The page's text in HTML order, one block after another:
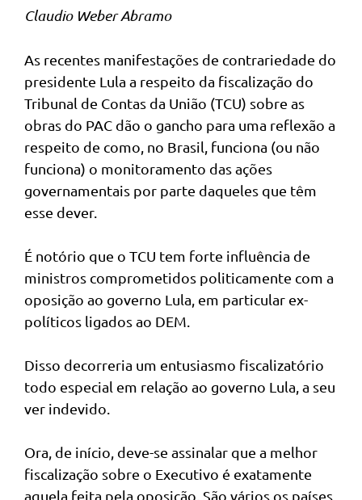
Claudio Weber Abramo
As recentes manifestações de contrariedade do
presidente Lula a respeito da fiscalização do
Tribunal de Contas da União (TCU) sobre as
obras do PAC dão o gancho para uma reflexão a
respeito de como, no Brasil, funciona (ou não
funciona) o monitoramento das ações
governamentais por parte daqueles que têm
esse dever.
É notório que o TCU tem forte influência de
ministros comprometidos politicamente com a
oposição ao governo Lula, em particular ex-
políticos ligados ao DEM.
Disso decorreria um entusiasmo fiscalizatório
todo especial em relação ao governo Lula, a seu
ver indevido.
Ora, de início, deve-se assinalar que a melhor
fiscalização sobre o Executivo é exatamente
aquela feita pela oposição. São vários os países